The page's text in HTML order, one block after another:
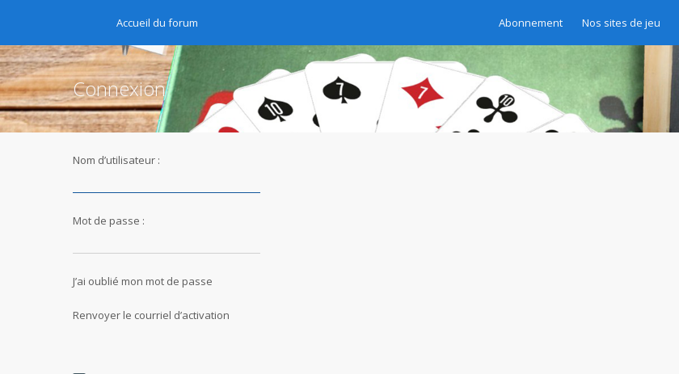
Abonnement Nos sites de jeu
Accueil du forum
Connexion
Nom d’utilisateur :
Mot de passe :
J’ai oublié mon mot de passe
Renvoyer le courriel d’activation